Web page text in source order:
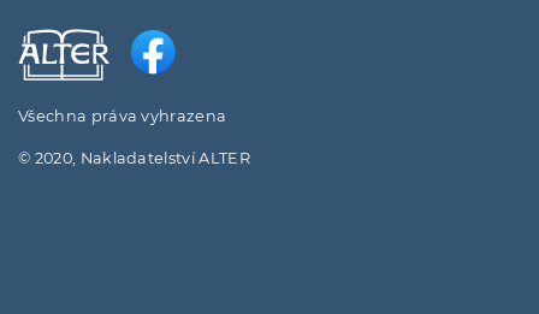
Všechna práva vyhrazena
© 2020, Nakladatelství ALTER